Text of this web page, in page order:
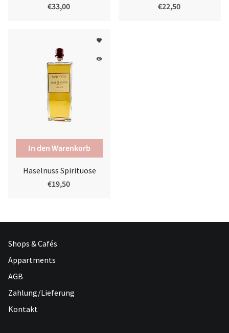
€33,00 €22,50
favorite
remove_red_eye
Haselnuss Spirituose
€19,50
Shops & Cafés
Appartments
AGB
Zahlung/Lieferung
Kontakt